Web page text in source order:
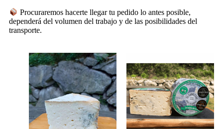
Procuraremos hacerte llegar tu pedido lo antes posible,
dependerá del volumen del trabajo y de las posibilidades del
transporte.